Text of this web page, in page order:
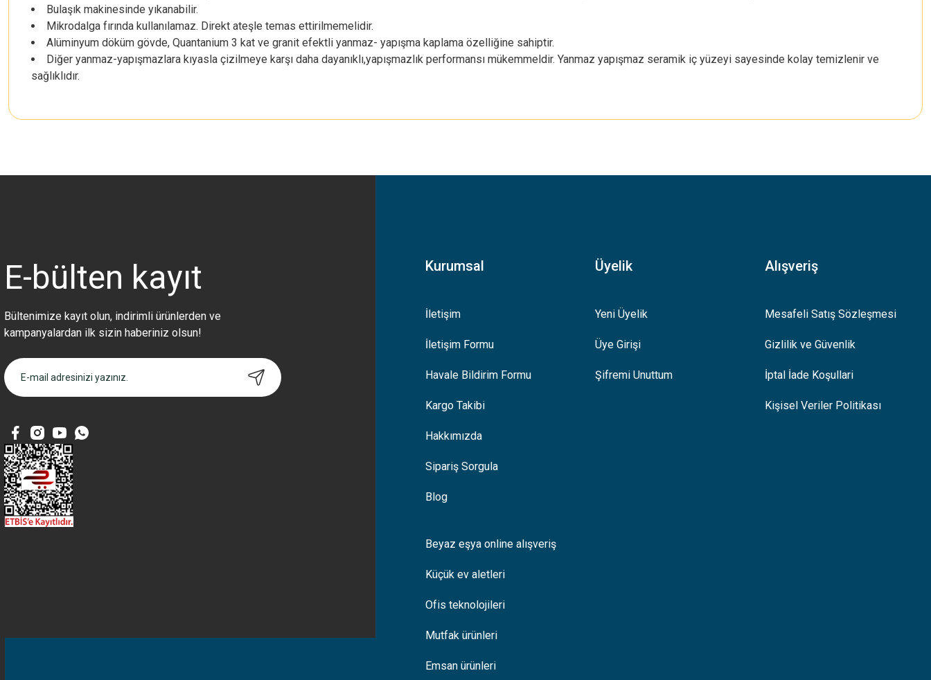
Bulaşık makinesinde yıkanabilir.
Mikrodalga fırında kullanılamaz. Direkt ateşle temas ettirilmemelidir.
Alüminyum döküm gövde, Quantanium 3 kat ve granit efektli yanmaz- yapışma kaplama özelliğine sahiptir.
Diğer yanmaz-yapışmazlara kıyasla çizilmeye karşı daha dayanıklı,yapışmazlık performansı mükemmeldir. Yanmaz yapışmaz seramik iç yüzeyi sayesinde kolay temizlenir ve
sağlıklıdır.
Bu ürüne ilk yorumu siz yapın!
Bu ürüne benzer farklı alternatifler olmalı.
Gönder
E-bülten kayıt
Bültenimize kayıt olun, indirimli ürünlerden ve
kampanyalardan ilk sizin haberiniz olsun!
Kurumsal
İletişim
İletişim Formu
Havale Bildirim Formu
Kargo Takibi
Hakkımızda
Sipariş Sorgula
Blog
Üyelik
Yeni Üyelik
Üye Girişi
Şifremi Unuttum
Alışveriş
Mesafeli Satış Sözleşmesi
Gizlilik ve Güvenlik
İptal İade Koşullari
Kişisel Veriler Politikası
Beyaz eşya online alışveriş
Küçük ev aletleri
Ofis teknolojileri
Mutfak ürünleri
Emsan ürünleri